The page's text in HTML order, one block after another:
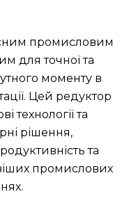
промисловим
для точної та
моменту в
Цей редуктор
технології та
рішення,
та
промислових